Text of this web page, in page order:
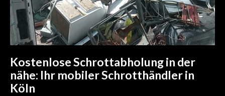
Kostenlose Schrottabholung in der
nähe: Ihr mobiler Schrotthändler in
Köln